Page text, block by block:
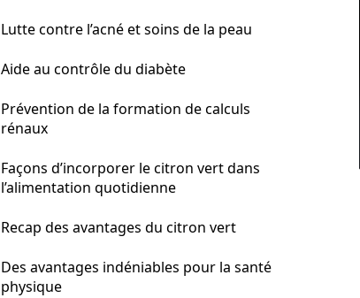
Lutte contre l’acné et soins de la peau
Aide au contrôle du diabète
Prévention de la formation de calculs
rénaux
Façons d’incorporer le citron vert dans
l’alimentation quotidienne
Recap des avantages du citron vert
Des avantages indéniables pour la santé
physique